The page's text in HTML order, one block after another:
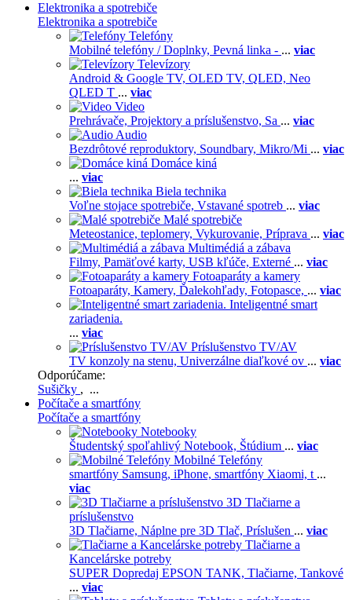
Elektronika a spotrebiče
Elektronika a spotrebiče
Telefóny
Mobilné telefóny / Doplnky, Pevná linka - ... viac
Televízory
Android & Google TV, OLED TV, QLED, Neo
QLED T ... viac
Video
Prehrávače, Projektory a príslušenstvo, Sa ... viac
Audio
Bezdrôtové reproduktory, Soundbary, Mikro/Mi ... viac
Domáce kiná
... viac
Biela technika
Voľne stojace spotrebiče, Vstavané spotreb ... viac
Malé spotrebiče
Meteostanice, teplomery, Vykurovanie, Príprava ... viac
Multimédiá a zábava
Filmy, Pamäťové karty, USB kľúče, Externé ... viac
Fotoaparáty a kamery
Fotoaparáty, Kamery, Ďalekohľady, Fotopasce, ... viac
Inteligentné smart
zariadenia.
... viac
Príslušenstvo TV/AV
TV konzoly na stenu, Univerzálne diaľkové ov ... viac
Odporúčame:
Sušičky , ...
Počítače a smartfóny
Počítače a smartfóny
Notebooky
Študentský spoľahlivý Notebook, Štúdium ... viac
Mobilné Telefóny
smartfóny Samsung, iPhone, smartfóny Xiaomi, t ...
viac
3D Tlačiarne a
príslušenstvo
3D Tlačiarne, Náplne pre 3D Tlač, Príslušen ... viac
Tlačiarne a
Kancelárske potreby
SUPER Dopredaj EPSON TANK, Tlačiarne, Tankové
... viac